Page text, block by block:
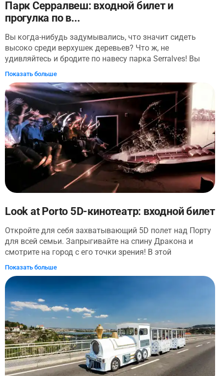
Парк Серралвеш: входной билет и
прогулка по в...
Вы когда-нибудь задумывались, что значит сидеть
высоко среди верхушек деревьев? Что ж, не
удивляйтесь и бродите по навесу парка Serralves! Вы
увидите португальскую флору, такую как кедр и
пробковый дуб, а также экзотические виды, такие как
ликвидамбары и гигантские секвойи. Спуститесь на
землю, чтобы исследовать 18 гектаров парка и около 8
000 образцов растений, представляющих около 230
видов. Скульптуры из коллекции Serralves Foundation
также украшают парк, так что следите.
Показать больше
Look at Porto 5D-кинотеатр: входной билет
Откройте для себя захватывающий 5D полет над Порту
для всей семьи. Запрыгивайте на спину Дракона и
смотрите на город с его точки зрения! В этой
незабываемой поездке вы почувствуете ветер на лице,
насладитесь невероятным видом и увидите культовые
здания, как никогда раньше. Во время этого 10-
минутного Впечатления вы заметите, что время летит,
когда вы веселитесь!
Показать больше